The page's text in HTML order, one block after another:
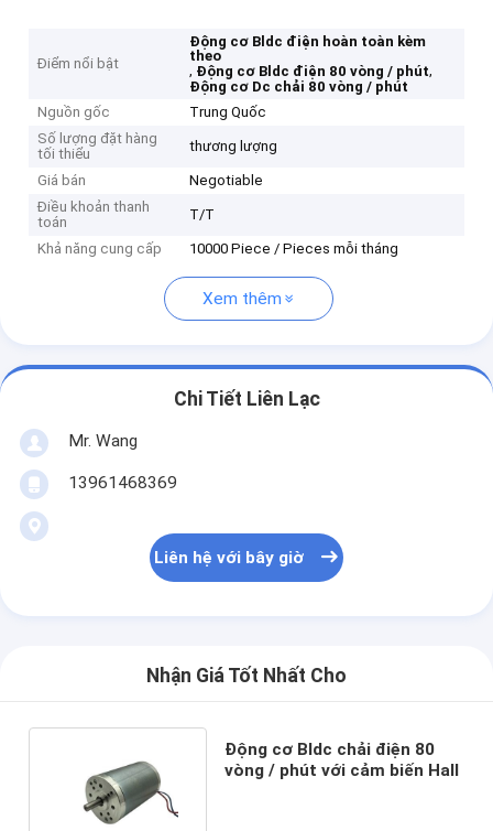
Điểm nổi bật
Động cơ Bldc điện hoàn toàn kèm
theo
, Động cơ Bldc điện 80 vòng / phút,
Động cơ Dc chải 80 vòng / phút
Nguồn gốc
Trung Quốc
Số lượng đặt hàng
tối thiểu
thương lượng
Giá bán
Negotiable
Điều khoản thanh
toán
T/T
Khả năng cung cấp 10000 Piece / Pieces mỗi tháng
Xem thêm
Chi Tiết Liên Lạc
Mr. Wang
13961468369
Liên hệ với bây giờ
Nhận Giá Tốt Nhất Cho
Động cơ Bldc chải điện 80
vòng / phút với cảm biến Hall